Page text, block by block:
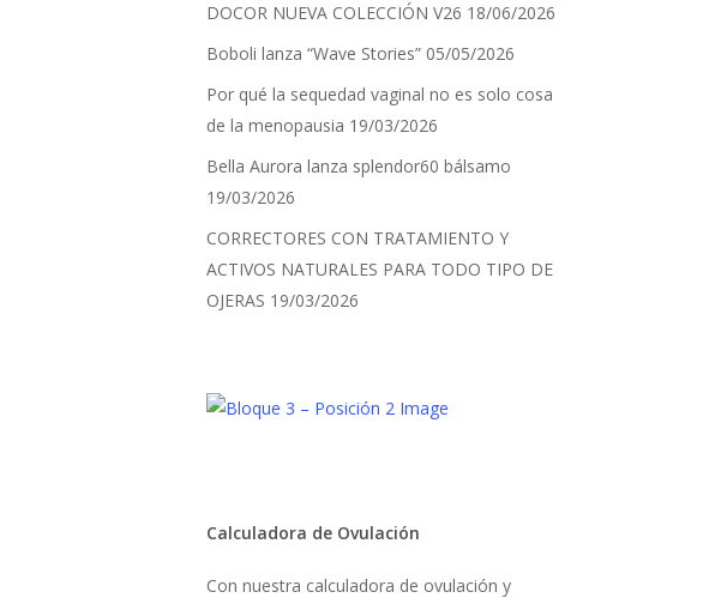
DOCOR NUEVA COLECCIÓN V26 18/06/2026
Boboli lanza “Wave Stories” 05/05/2026
Por qué la sequedad vaginal no es solo cosa
de la menopausia 19/03/2026
Bella Aurora lanza splendor60 bálsamo
19/03/2026
CORRECTORES CON TRATAMIENTO Y
ACTIVOS NATURALES PARA TODO TIPO DE
OJERAS 19/03/2026
Calculadora de Ovulación
Con nuestra calculadora de ovulación y